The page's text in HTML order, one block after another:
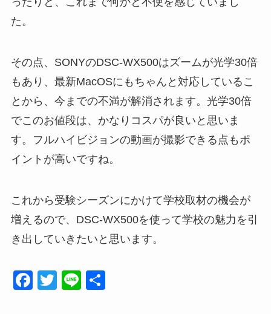
た。
その点、SONYのDSC-WX500はズームが光学30倍
もあり、最新MacOSにもちゃんと対応しているこ
とから、今までの不満が解消されます。光学30倍
でこのお値段は、かなりコスパが良いと思いま
す。フルハイビジョンの動画が撮影できる点もポ
イントが高いですね。
これから受験シーズンにかけて学校取材の機会が
増えるので、DSC-WX500を使って学校の魅力を引
き出していきたいと思います。
F
T
Li